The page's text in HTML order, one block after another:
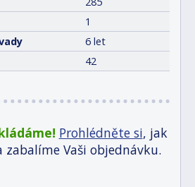
1
6 let
42
Prohlédněte si, jak
zabalíme Vaši objednávku.